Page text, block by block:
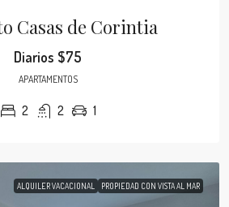
Casas de Corintia
Diarios $75
APARTAMENTOS
2 2 1
ALQUILER VACACIONAL PROPIEDAD CON VISTA AL MAR